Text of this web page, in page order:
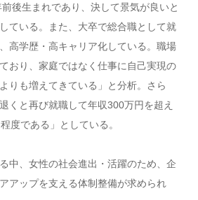
後生まれであり、決して景気が良いと
ている。また、大卒で総合職として就
高学歴・高キャリア化している。職場
おり、家庭ではなく仕事に自己実現の
りも増えてきている」と分析。さら
くと再び就職して年収300万円を超え
度である」としている。
中、女性の社会進出・活躍のため、企
アップを支える体制整備が求められ